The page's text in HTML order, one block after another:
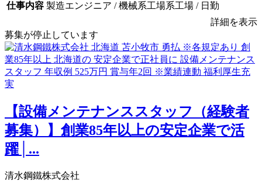
仕事内容 製造エンジニア / 機械系工場系工場 / 日勤
詳細を表示
募集が停止しています
【設備メンテナンススタッフ（経験者
募集）】創業85年以上の安定企業で活
躍│...
清水鋼鐵株式会社